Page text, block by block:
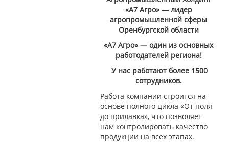
«А7 Агро» — лидер
агропромышленной сферы
Оренбургской области
«А7 Агро» — один из основных
работодателей региона!
У нас работают более 1500
сотрудников.
Работа компании строится на
основе полного цикла «От поля
до прилавка», что позволяет
нам контролировать качество
продукции на всех этапах.